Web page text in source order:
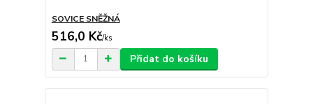
SOVICE SNĚŽNÁ
516,0 Kč/ks
Přidat do košíku